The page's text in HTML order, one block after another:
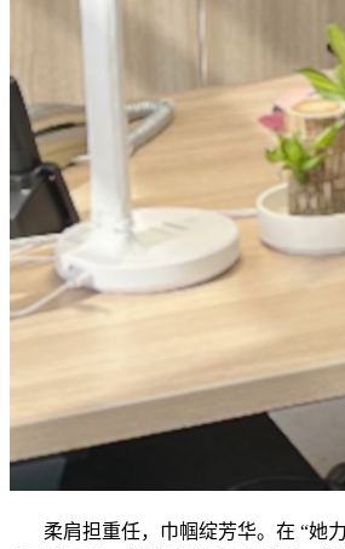
柔肩担重任，巾帼绽芳华。在 “她力